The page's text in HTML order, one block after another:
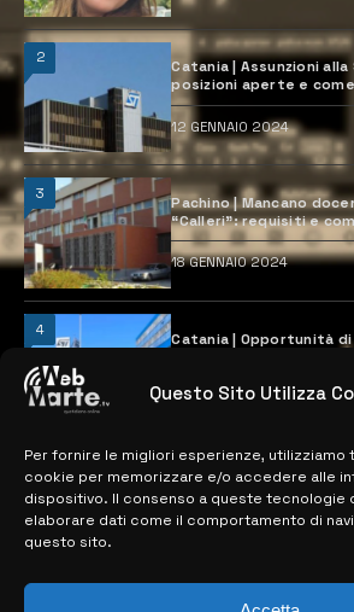
Questo Sito Utilizza
Per fornire le migliori esperienze, utilizziamo
cookie per memorizzare e/o accedere alle
dispositivo. Il consenso a queste tecnologie
elaborare dati come il comportamento di
questo sito.
2
Catania | Assunzioni
posizioni aperte e
12 GENNAIO 2024
3
Pachino | Mancano
“Calleri”: requisiti e
18 GENNAIO 2024
4
Catania | Opportunità
28 MARZO 2024
MAPPA DEL SITO
> NOTIZIE